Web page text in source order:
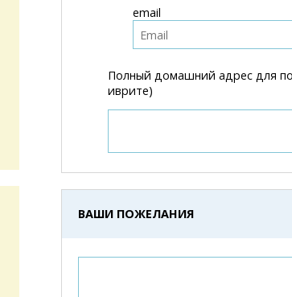
email
Полный домашний адрес для
иврите)
ВАШИ ПОЖЕЛАНИЯ